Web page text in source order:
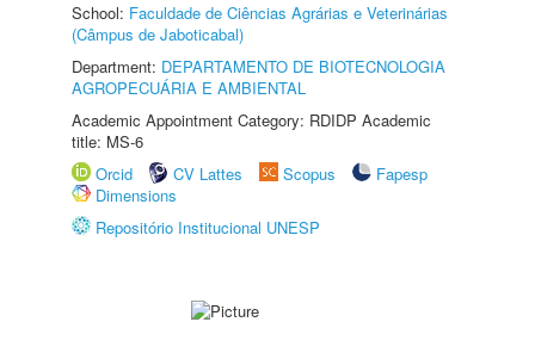
School: Faculdade de Ciências Agrárias e Veterinárias
(Câmpus de Jaboticabal)
Department: DEPARTAMENTO DE BIOTECNOLOGIA
AGROPECUÁRIA E AMBIENTAL
Academic Appointment Category: RDIDP Academic
title: MS-6
Orcid
CV Lattes Scopus
Fapesp
Dimensions
Repositório Institucional UNESP